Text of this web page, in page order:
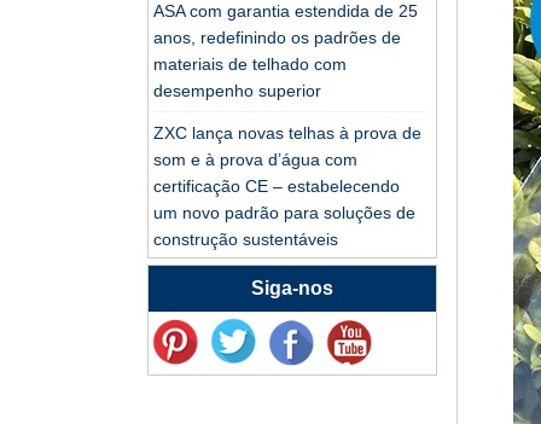
telhado de PVC de
personalizada na
China
Fabricante durável de
telhas de resina
sintética ASA
Folha de telhado de
resina sintética da
China à venda
Fabricante de telha
plástica de PVC ASA
ASA com garantia estendida de 25
anos, redefinindo os padrões de
materiais de telhado com
desempenho superior
ZXC lança novas telhas à prova de
som e à prova d’água com
certificação CE – estabelecendo
um novo padrão para soluções de
construção sustentáveis
Redefinindo a durabilidade do
telhado: telhas de PVC/ASA com
garantia de 30 anos
Telhas de plástico reforçadas com
Siga-nos